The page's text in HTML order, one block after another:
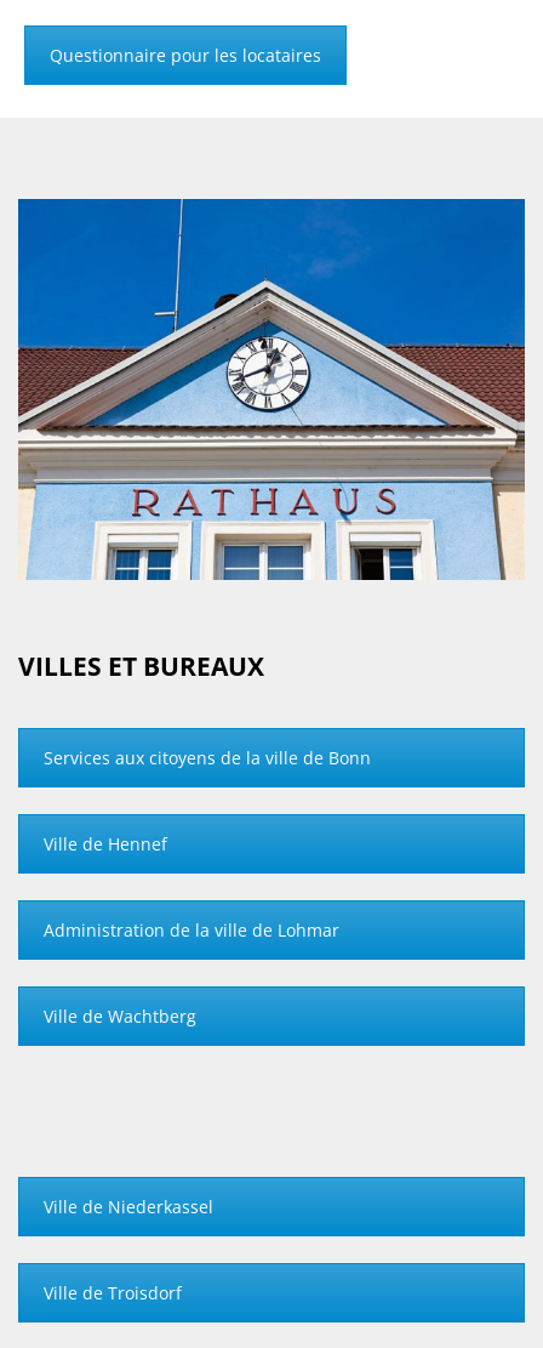
Questionnaire pour les locataires
VILLES ET BUREAUX
Services aux citoyens de la ville de Bonn
Ville de Hennef
Administration de la ville de Lohmar
Ville de Wachtberg
Ville de Niederkassel
Ville de Troisdorf